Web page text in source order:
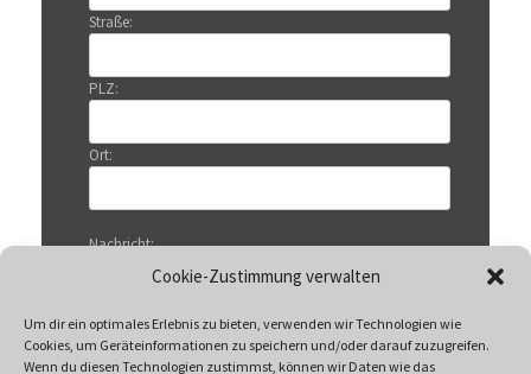
Cookie-Zustimmung verwalten
Um dir ein optimales Erlebnis zu bieten, verwenden wir Technologien wie
Cookies, um Geräteinformationen zu speichern und/oder darauf zuzugreifen.
Wenn du diesen Technologien zustimmst, können wir Daten wie das
Straße:
PLZ:
Ort:
Nachricht: